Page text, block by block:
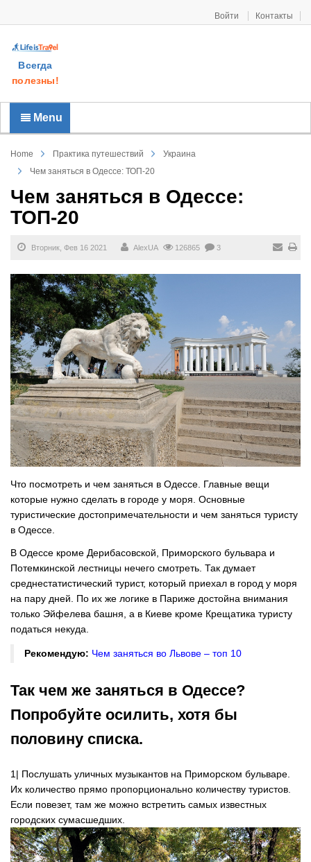
Войти Контакты
Всегда
полезны!
Menu
Home Практика путешествий
Украина
Чем заняться в Одессе: ТОП-20
Чем заняться в Одессе:
ТОП-20
Вторник, Фев 16 2021 AlexUA 126865 3
Что посмотреть и чем заняться в Одессе. Главные вещи
которые нужно сделать в городе у моря. Основные
туристические достопримечательности и чем заняться туристу
в Одессе.
В Одессе кроме Дерибасовской, Приморского бульвара и
Потемкинской лестницы нечего смотреть. Так думает
среднестатистический турист, который приехал в город у моря
на пару дней. По их же логике в Париже достойна внимания
только Эйфелева башня, а в Киеве кроме Крещатика туристу
податься некуда.
Рекомендую: Чем заняться во Львове – топ 10
Так чем же заняться в Одессе?
Попробуйте осилить, хотя бы
половину списка.
1| Послушать уличных музыкантов на Приморском бульваре.
Их количество прямо пропорционально количеству туристов.
Если повезет, там же можно встретить самых известных
городских сумасшедших.